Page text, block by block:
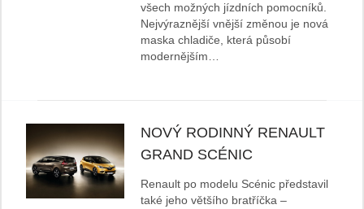
všech možných jízdních pomocníků.
Nejvýraznější vnější změnou je nová
maska chladiče, která působí
modernějším…
NOVÝ RODINNÝ RENAULT
GRAND SCÉNIC
Renault po modelu Scénic představil
také jeho většího bratříčka –